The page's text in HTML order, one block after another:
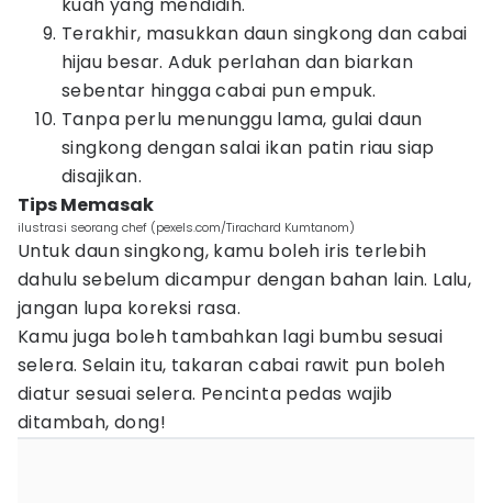
Terakhir, masukkan daun singkong dan cabai
hijau besar. Aduk perlahan dan biarkan
sebentar hingga cabai pun empuk.
Tanpa perlu menunggu lama, gulai daun
singkong dengan salai ikan patin riau siap
disajikan.
Tips Memasak
ilustrasi seorang chef (pexels.com/Tirachard Kumtanom)
Untuk daun singkong, kamu boleh iris terlebih
dahulu sebelum dicampur dengan bahan lain. Lalu,
jangan lupa koreksi rasa.
Kamu juga boleh tambahkan lagi bumbu sesuai
selera. Selain itu, takaran cabai rawit pun boleh
diatur sesuai selera. Pencinta pedas wajib
ditambah, dong!